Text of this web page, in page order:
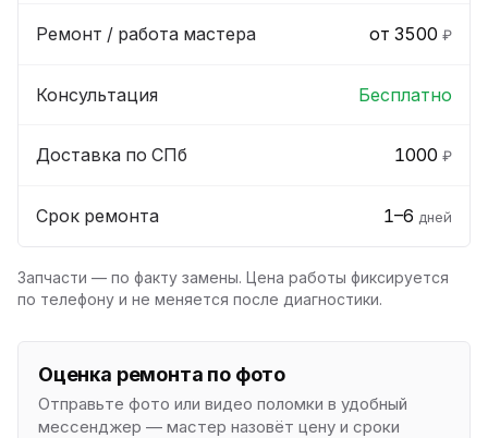
Ремонт / работа мастера от 3500 ₽
Консультация Бесплатно
Доставка по СПб 1000 ₽
Срок ремонта 1–6 дней
Запчасти — по факту замены. Цена работы фиксируется
по телефону и не меняется после диагностики.
Оценка ремонта по фото
Отправьте фото или видео поломки в удобный
мессенджер — мастер назовёт цену и сроки